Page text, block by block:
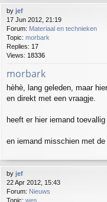
by jef
17 Jun 2012, 21:19
Forum: Materiaal en technieken
Topic: morbark
Replies: 17
Views: 18336
morbark
hèhè, lang geleden, maar
en direkt met een vraagje.
heeft er hier iemand
en iemand misschien met
by jef
22 Apr 2012, 15:43
Forum: Nieuws
Topic: wes